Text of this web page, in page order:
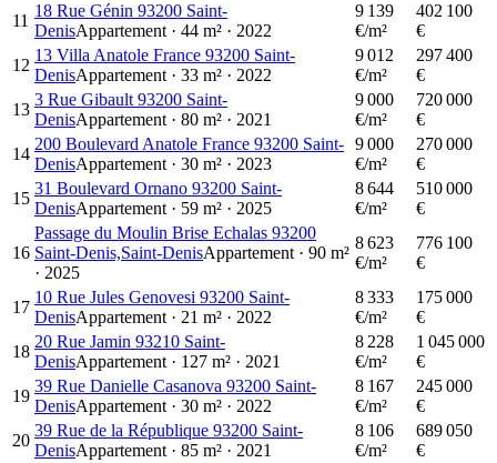
11
18 Rue Génin 93200 Saint-
DenisAppartement · 44 m² · 2022
9 139
€/m²
402 100
€
12
13 Villa Anatole France 93200 Saint-
DenisAppartement · 33 m² · 2022
9 012
€/m²
297 400
€
13
3 Rue Gibault 93200 Saint-
DenisAppartement · 80 m² · 2021
9 000
€/m²
720 000
€
14
200 Boulevard Anatole France 93200 Saint-
DenisAppartement · 30 m² · 2023
9 000
€/m²
270 000
€
15
31 Boulevard Ornano 93200 Saint-
DenisAppartement · 59 m² · 2025
8 644
€/m²
510 000
€
16
Passage du Moulin Brise Echalas 93200
Saint-Denis,Saint-DenisAppartement · 90 m²
· 2025
8 623
€/m²
776 100
€
17
10 Rue Jules Genovesi 93200 Saint-
DenisAppartement · 21 m² · 2022
8 333
€/m²
175 000
€
18
20 Rue Jamin 93210 Saint-
DenisAppartement · 127 m² · 2021
8 228
€/m²
1 045 000
€
19
39 Rue Danielle Casanova 93200 Saint-
DenisAppartement · 30 m² · 2022
8 167
€/m²
245 000
€
20
39 Rue de la République 93200 Saint-
DenisAppartement · 85 m² · 2021
8 106
€/m²
689 050
€